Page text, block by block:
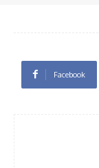
Facebook